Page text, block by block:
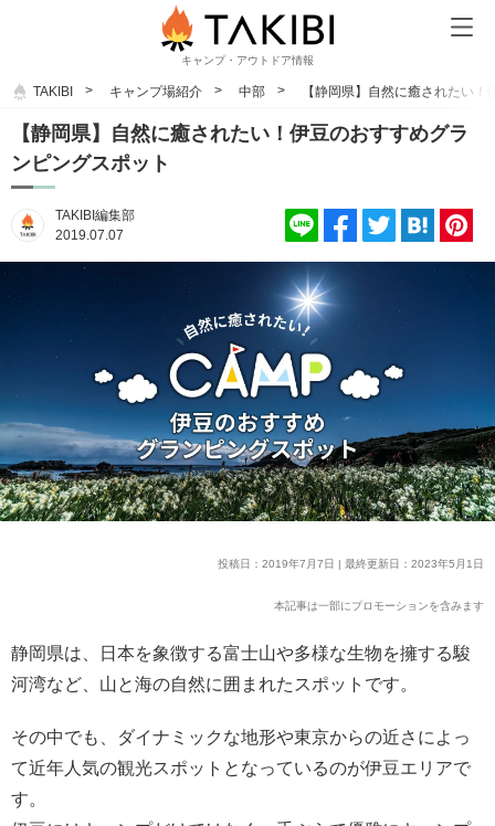
キャンプ・アウトドア情報
TAKIBI キャンプ場紹介 中部 【静岡県】自然に癒されたい
【静岡県】自然に癒されたい！伊豆のおすすめグラ
ンピングスポット
TAKIBI編集部
2019.07.07
投稿日：2019年7月7日 | 最終更新日：2023年5月1日
本記事は一部にプロモーションを含みます
静岡県は、日本を象徴する富士山や多様な生物を擁する駿
河湾など、山と海の自然に囲まれたスポットです。
その中でも、ダイナミックな地形や東京からの近さによっ
て近年人気の観光スポットとなっているのが伊豆エリアで
す。